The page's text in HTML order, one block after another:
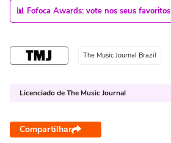
📊 Fofoca Awards: vote nos seus favoritos
The Music Journal Brazil
Licenciado de The Music Journal
Compartilhar